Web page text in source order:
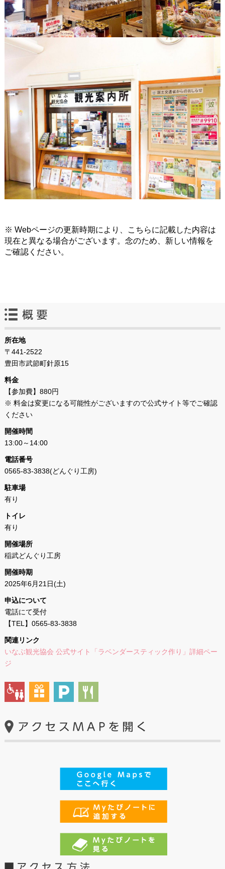
※ Webページの更新時期により、こちらに記載した内容は
現在と異なる場合がございます。念のため、新しい情報を
ご確認ください。
所在地
〒441-2522
豊田市武節町針原15
料金
【参加費】880円
※ 料金は変更になる可能性がございますので公式サイト等でご確認
ください
開催時間
13:00～14:00
電話番号
0565-83-3838(どんぐり工房)
駐車場
有り
トイレ
有り
開催場所
稲武どんぐり工房
開催時期
2025年6月21日(土)
申込について
電話にて受付
【TEL】0565-83-3838
関連リンク
いなぶ観光協会 公式サイト「ラベンダースティック作り」詳細ペー
ジ